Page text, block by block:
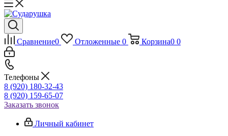
Сравнение0 Отложенные 0 Корзина0 0
Телефоны
8 (920) 180-32-43
8 (920) 159-65-07
Заказать звонок
Личный кабинет